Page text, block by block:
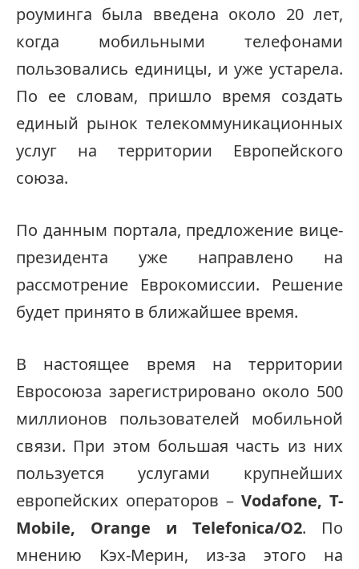
роуминга была введена около 20 лет,
когда мобильными телефонами
пользовались единицы, и уже устарела.
По ее словам, пришло время создать
единый рынок телекоммуникационных
услуг на территории Европейского
союза.
По данным портала, предложение вице-
президента уже направлено на
рассмотрение Еврокомиссии. Решение
будет принято в ближайшее время.
В настоящее время на территории
Евросоюза зарегистрировано около 500
миллионов пользователей мобильной
связи. При этом большая часть из них
пользуется услугами крупнейших
европейских операторов – Vodafone, T-
Mobile, Orange и Telefonica/O2. По
мнению Кэх-Мерин, из-за этого на